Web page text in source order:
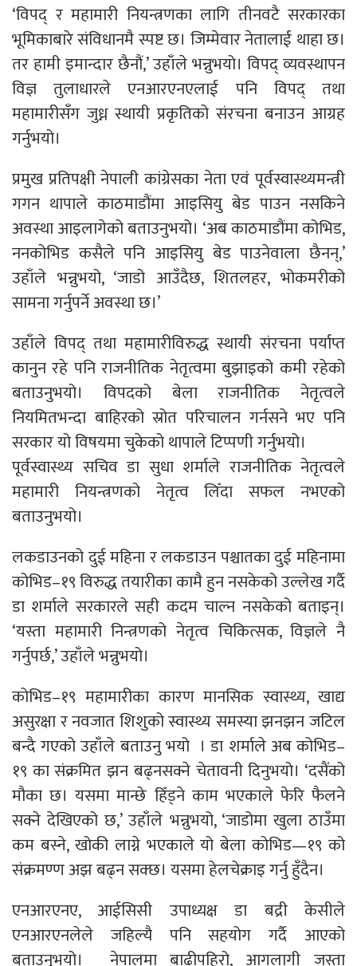
‘विपद् र महामारी नियन्त्रणका लागि तीनवटै सरकारका
भूमिकाबारे संविधानमै स्पष्ट छ। जिम्मेवार नेतालाई थाहा छ।
तर हामी इमान्दार छैनौं,’ उहाँले भन्नुभयो। विपद् व्यवस्थापन
विज्ञ तुलाधारले एनआरएनएलाई पनि विपद् तथा
महामारीसँग जुध्न स्थायी प्रकृतिको संरचना बनाउन आग्रह
गर्नुभयो।
प्रमुख प्रतिपक्षी नेपाली कांग्रेसका नेता एवं पूर्वस्वास्थ्यमन्त्री
गगन थापाले काठमाडौंमा आइसियु बेड पाउन नसकिने
अवस्था आइलागेको बताउनुभयो। ‘अब काठमाडौंमा कोभिड,
ननकोभिड कसैले पनि आइसियु बेड पाउनेवाला छैनन्,’
उहाँले भन्नुभयो, ‘जाडो आउँदैछ, शितलहर, भोकमरीको
सामना गर्नुपर्ने अवस्था छ।’
उहाँले विपद् तथा महामारीविरुद्ध स्थायी संरचना पर्याप्त
कानुन रहे पनि राजनीतिक नेतृत्वमा बुझाइको कमी रहेको
बताउनुभयो। विपदको बेला राजनीतिक नेतृत्वले
नियमितभन्दा बाहिरको स्रोत परिचालन गर्नसने भए पनि
सरकार यो विषयमा चुकेको थापाले टिप्पणी गर्नुभयो।
पूर्वस्वास्थ्य सचिव डा सुधा शर्माले राजनीतिक नेतृत्वले
महामारी नियन्त्रणको नेतृत्व लिँदा सफल नभएको
बताउनुभयो।
लकडाउनको दुई महिना र लकडाउन पश्चातका दुई महिनामा
कोभिड–१९ विरुद्ध तयारीका कामै हुन नसकेको उल्लेख गर्दै
डा शर्माले सरकारले सही कदम चाल्न नसकेको बताइन्।
‘यस्ता महामारी निन्त्रणको नेतृत्व चिकित्सक, विज्ञले नै
गर्नुपर्छ,’ उहाँले भन्नुभयो।
कोभिड–१९ महामारीका कारण मानसिक स्वास्थ्य, खाद्य
असुरक्षा र नवजात शिशुको स्वास्थ्य समस्या झनझन जटिल
बन्दै गएको उहाँले बताउनु भयो । डा शर्माले अब कोभिड–
१९ का संक्रमित झन बढ्नसक्ने चेतावनी दिनुभयो। ‘दसैंको
मौका छ। यसमा मान्छे हिँड्ने काम भएकाले फेरि फैलने
सक्ने देखिएको छ,’ उहाँले भन्नुभयो, ‘जाडोमा खुला ठाउँमा
कम बस्ने, खोकी लाग्ने भएकाले यो बेला कोभिड—१९ को
संक्रमण्ण अझ बढ्न सक्छ। यसमा हेलचेक्राइ गर्नु हुँदैन।
एनआरएनए, आईसिसी उपाध्यक्ष डा बद्री केसीले
एनआरएनलेले जहिल्यै पनि सहयोग गर्दै आएको
बताउनुभयो। नेपालमा बाढीपहिरो, आगलागी जस्ता